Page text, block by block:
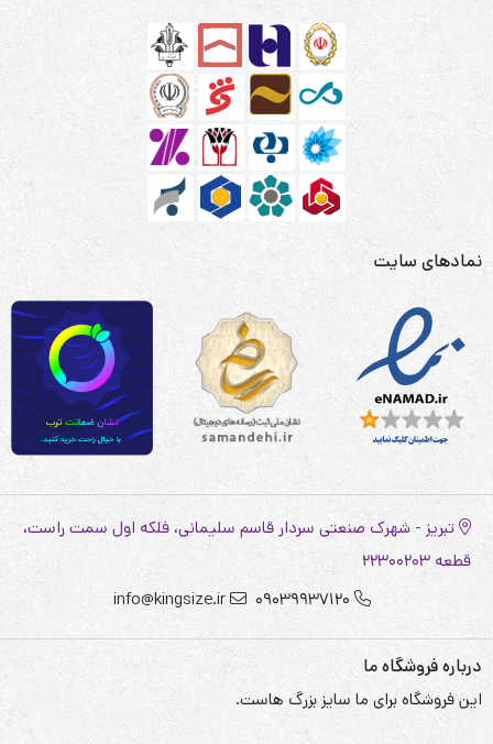
نمادهای سایت
تبریز - شهرک صنعتی سردار قاسم سلیمانی، فلکه اول سمت راست،
قطعه 22300203
09039937120
info@kingsize.ir
درباره فروشگاه ما
این فروشگاه برای ما سایز بزرگ هاست.